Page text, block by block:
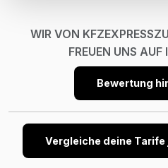
WIR VON
FREUEN UNS AUF
Bewertung
Vergleiche deine